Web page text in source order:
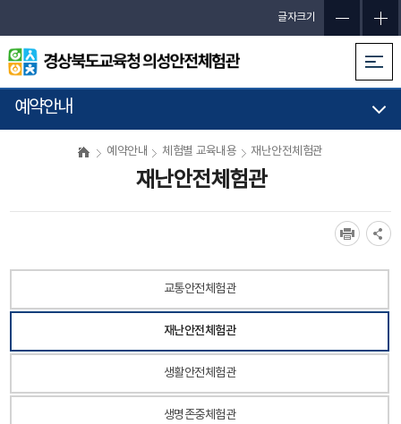
글자크기
인
메
뉴
예약안내
예약안내 체험별 교육내용 재난안전체험관
재난안전체험관
교통안전체험관
재난안전체험관
생활안전체험관
생명존중체험관